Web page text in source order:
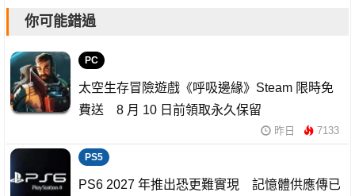
你可能錯過
PC
太空生存冒險遊戲《呼吸邊緣》Steam 限時免
費送 8 月 10 日前領取永久保留
昨日 7133
PS5
PS6 2027 年推出恐更難實現 記憶體供應傳已